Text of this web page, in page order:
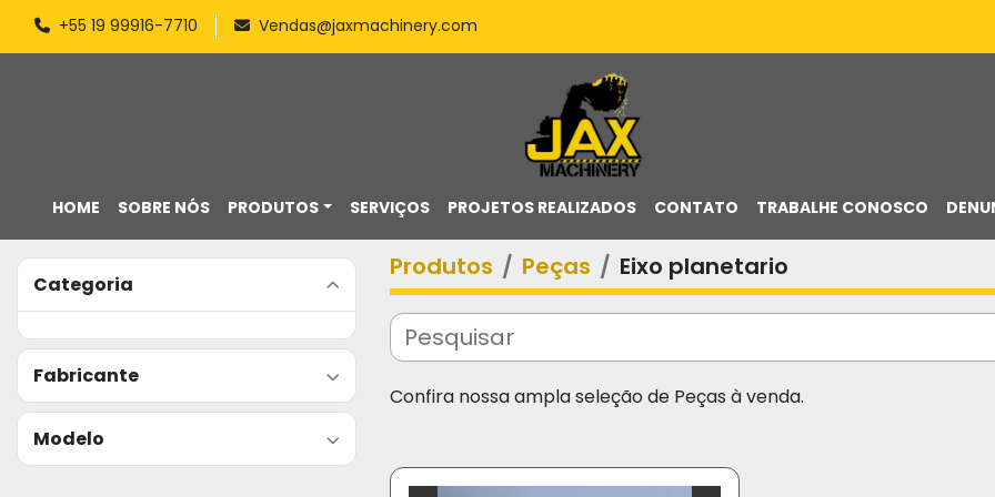
+55 19 99916-7710 Vendas@jaxmachinery.com
HOME PRODUTOS
SOBRE NÓS SERVIÇOS PROJETOS REALIZADOS CONTATO TRABALHE CONOSCO
Categoria
Fabricante
Modelo
Produtos Peças Eixo planetario
Confira nossa ampla seleção de Peças à venda.